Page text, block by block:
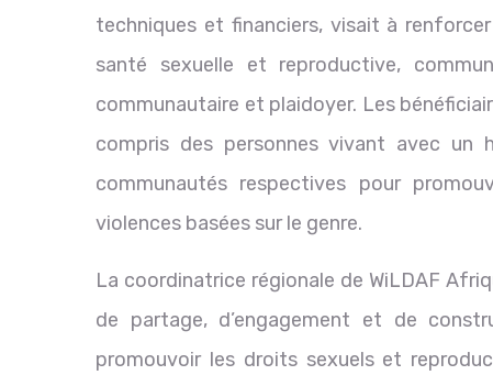
techniques et financiers, visait à
santé sexuelle et reproductive,
communautaire et plaidoyer. Les
compris des personnes vivant avec un
communautés respectives pour
violences basées sur le genre.
La coordinatrice régionale de WiLDAF
de partage, d’engagement et de
promouvoir les droits sexuels et